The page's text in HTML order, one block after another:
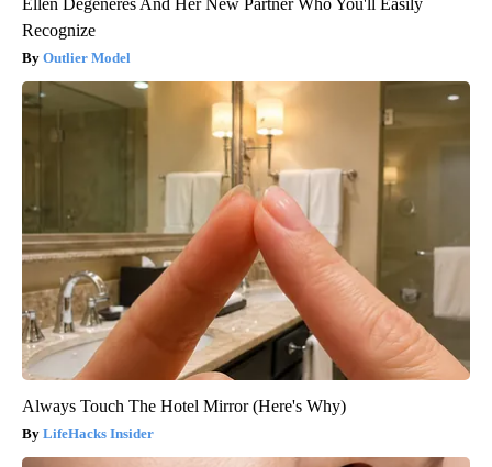
Recognize
Outlier Model
Always Touch The Hotel Mirror (Here's Why)
LifeHacks Insider